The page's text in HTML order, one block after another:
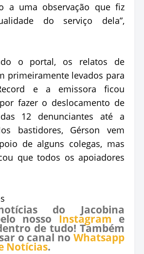
a uma observação que fiz
do serviço dela”,
o portal, os relatos de
primeiramente levados para
e a emissora ficou
fazer o deslocamento de
12 denunciantes até a
bastidores, Gérson vem
de alguns colegas, mas
que todos os apoiadores
do Jacobina
nosso Instagram e
de tudo! Também
o canal no Whatsapp
Notícias.